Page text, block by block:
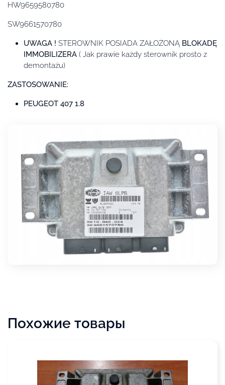
HW9659580780
SW9661570780
UWAGA ! STEROWNIK POSIADA ZAŁOŻONĄ BLOKADĘ
IMMOBILIZERA ( Jak prawie każdy sterownik prosto z
demontażu)
ZASTOSOWANIE:
PEUGEOT 407 1.8
Похожие товары